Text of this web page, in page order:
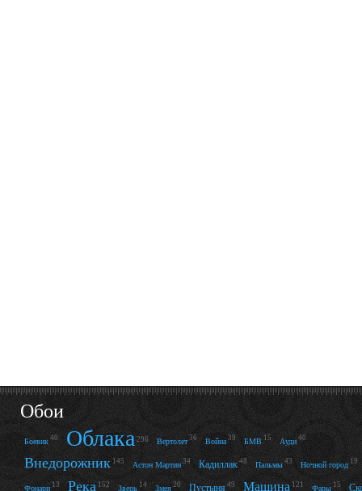
Обои
Боевик 40 Облака 296 Вертолет 36 Война 39 БМВ 15 Ауди 40
Внедорожник 145 Астон Мартин 34 Кадиллак 48 Пальмы 43 Ночной город 19
Фонари 13 Река 152 Зверь 14 Змея 20 Пустыня 49 Машина 121 Фары 15